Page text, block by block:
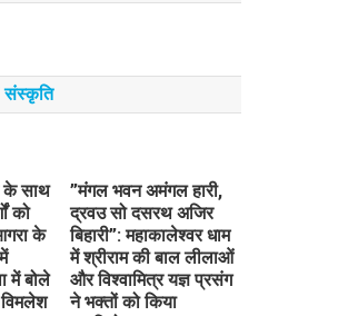
संस्‍कृति
के साथ
को
के
में बोले
​”मंगल भवन अमंगल हारी,
द्रवउ सो दसरथ अजिर
बिहारी”: महाकालेश्वर धाम
में श्रीराम की बाल लीलाओं
और विश्वामित्र यज्ञ प्रसंग
ने भक्तों को किया